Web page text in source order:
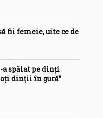
fii femeie, uite ce de
a spălat pe dinți
dinții în gură”